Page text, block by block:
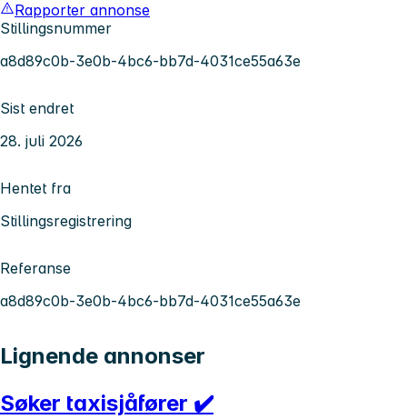
Rapporter annonse
Stillingsnummer
a8d89c0b-3e0b-4bc6-bb7d-4031ce55a63e
Sist endret
28. juli 2026
Hentet fra
Stillingsregistrering
Referanse
a8d89c0b-3e0b-4bc6-bb7d-4031ce55a63e
Lignende annonser
Søker taxisjåfører ✔️